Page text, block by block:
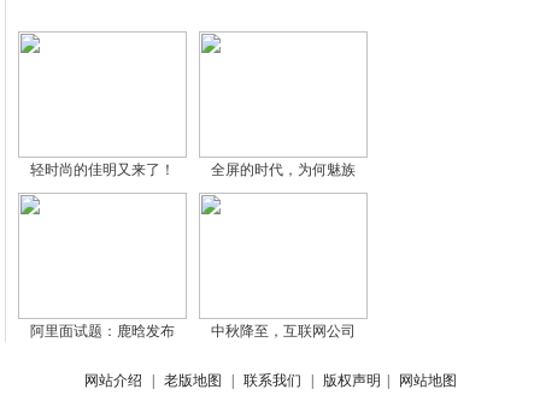
轻时尚的佳明又来了！ 全屏的时代，为何魅族
阿里面试题：鹿晗发布 中秋降至，互联网公司
网站介绍 老版地图 联系我们 版权声明
网站地图